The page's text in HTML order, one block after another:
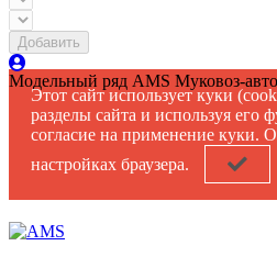
Добавить
Модельный ряд AMS Муковоз-
Этот сайт использует куки
разделы сайта и используя его
согласие на применение куки.
настройках браузера.